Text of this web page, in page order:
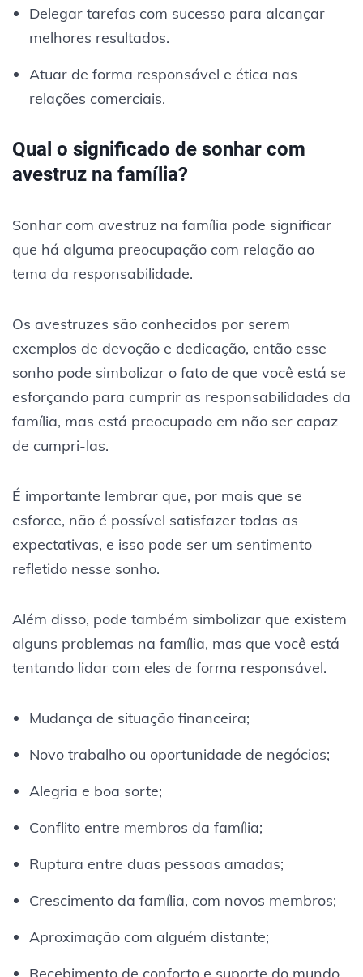
Delegar tarefas com sucesso para alcançar
melhores resultados.
Atuar de forma responsável e ética nas
relações comerciais.
Qual o significado de sonhar com
avestruz na família?
Sonhar com avestruz na família pode significar
que há alguma preocupação com relação ao
tema da responsabilidade.
Os avestruzes são conhecidos por serem
exemplos de devoção e dedicação, então esse
sonho pode simbolizar o fato de que você está se
esforçando para cumprir as responsabilidades da
família, mas está preocupado em não ser capaz
de cumpri-las.
É importante lembrar que, por mais que se
esforce, não é possível satisfazer todas as
expectativas, e isso pode ser um sentimento
refletido nesse sonho.
Além disso, pode também simbolizar que existem
alguns problemas na família, mas que você está
tentando lidar com eles de forma responsável.
Mudança de situação financeira;
Novo trabalho ou oportunidade de negócios;
Alegria e boa sorte;
Conflito entre membros da família;
Ruptura entre duas pessoas amadas;
Crescimento da família, com novos membros;
Aproximação com alguém distante;
Recebimento de conforto e suporte do mundo